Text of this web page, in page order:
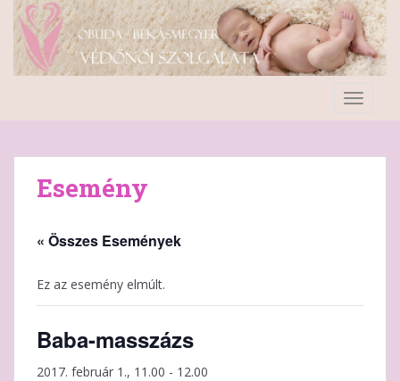
Esemény
« Összes Események
Ez az esemény elmúlt.
Baba-masszázs
2017. február 1., 11.00 - 12.00